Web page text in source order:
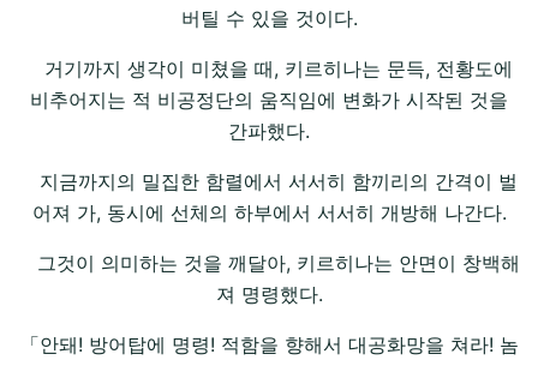
버틸 수 있을 것이다.
거기까지 생각이 미쳤을 때, 키르히나는 문득, 전황도에
비추어지는 적 비공정단의 움직임에 변화가 시작된 것을
간파했다.
지금까지의 밀집한 함렬에서 서서히 함끼리의 간격이 벌
어져 가, 동시에 선체의 하부에서 서서히 개방해 나간다.
그것이 의미하는 것을 깨달아, 키르히나는 안면이 창백해
져 명령했다.
「안돼! 방어탑에 명령! 적함을 향해서 대공화망을 쳐라! 놈